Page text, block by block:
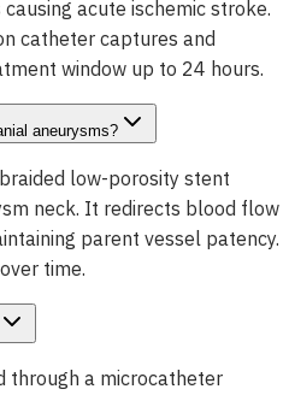
acute ischemic stroke.
catheter captures and
window up to 24 hours.
aneurysms?
low-porosity stent
neck. It redirects blood flow
parent vessel patency.
time.
through a microcatheter